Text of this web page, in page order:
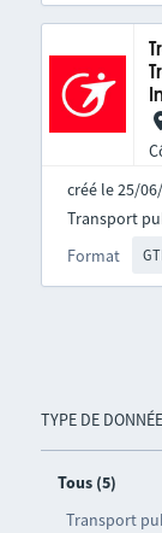
TYPE DE
Tous (5)
Transport
créé le 25/
Format
Transport